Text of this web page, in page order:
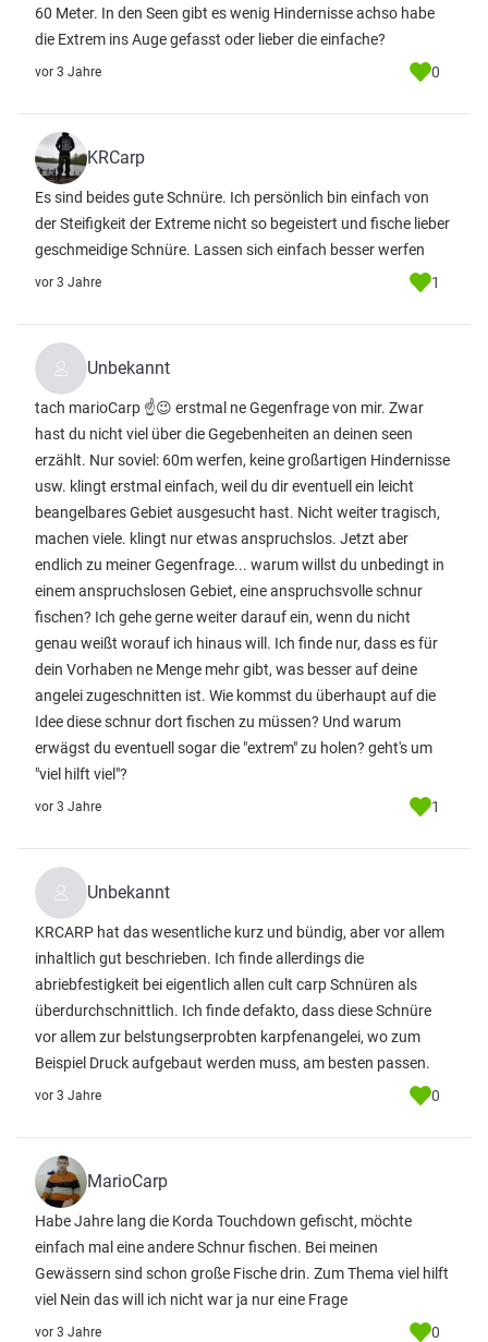
60 Meter. In den Seen gibt es wenig Hindernisse achso habe
die Extrem ins Auge gefasst oder lieber die einfache?
vor 3 Jahre 0
KRCarp
Es sind beides gute Schnüre. Ich persönlich bin einfach von
der Steifigkeit der Extreme nicht so begeistert und fische lieber
geschmeidige Schnüre. Lassen sich einfach besser werfen
vor 3 Jahre 1
Unbekannt
tach marioCarp ☝️😉 erstmal ne Gegenfrage von mir. Zwar
hast du nicht viel über die Gegebenheiten an deinen seen
erzählt. Nur soviel: 60m werfen, keine großartigen Hindernisse
usw. klingt erstmal einfach, weil du dir eventuell ein leicht
beangelbares Gebiet ausgesucht hast. Nicht weiter tragisch,
machen viele. klingt nur etwas anspruchslos. Jetzt aber
endlich zu meiner Gegenfrage... warum willst du unbedingt in
einem anspruchslosen Gebiet, eine anspruchsvolle schnur
fischen? Ich gehe gerne weiter darauf ein, wenn du nicht
genau weißt worauf ich hinaus will. Ich finde nur, dass es für
dein Vorhaben ne Menge mehr gibt, was besser auf deine
angelei zugeschnitten ist. Wie kommst du überhaupt auf die
Idee diese schnur dort fischen zu müssen? Und warum
erwägst du eventuell sogar die "extrem" zu holen? geht's um
"viel hilft viel"?
vor 3 Jahre 1
Unbekannt
KRCARP hat das wesentliche kurz und bündig, aber vor allem
inhaltlich gut beschrieben. Ich finde allerdings die
abriebfestigkeit bei eigentlich allen cult carp Schnüren als
überdurchschnittlich. Ich finde defakto, dass diese Schnüre
vor allem zur belstungserprobten karpfenangelei, wo zum
Beispiel Druck aufgebaut werden muss, am besten passen.
vor 3 Jahre 0
MarioCarp
Habe Jahre lang die Korda Touchdown gefischt, möchte
einfach mal eine andere Schnur fischen. Bei meinen
Gewässern sind schon große Fische drin. Zum Thema viel hilft
viel Nein das will ich nicht war ja nur eine Frage
vor 3 Jahre 0